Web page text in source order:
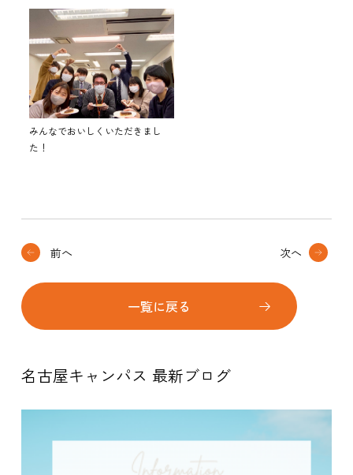
みんなでおいしくいただきまし
た！
前へ
一覧に戻る
次へ
名古屋キャンパス 最新ブログ